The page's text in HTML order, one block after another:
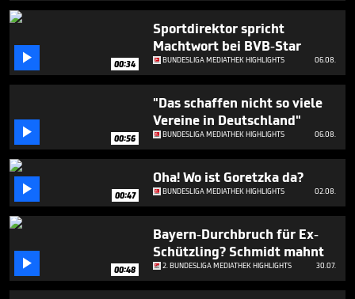
40
seconds
 00:34
Sportdirektor spricht
Machtwort bei BVB-Star
BUNDESLIGA MEDIATHEK HIGHLIGHTS 06.08.
 00:56
"Das schaffen nicht so viele
Vereine in Deutschland"
BUNDESLIGA MEDIATHEK HIGHLIGHTS 06.08.
 00:47
Oha! Wo ist Goretzka da?
BUNDESLIGA MEDIATHEK HIGHLIGHTS 02.08.
 00:48
Bayern-Durchbruch für Ex-
Schützling? Schmidt mahnt
2. BUNDESLIGA MEDIATHEK HIGHLIGHTS 30.07.